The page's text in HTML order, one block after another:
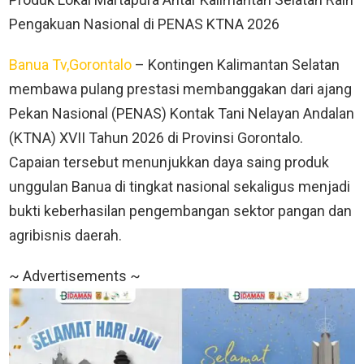
Pengakuan Nasional di PENAS KTNA 2026
Banua Tv,Gorontalo – Kontingen Kalimantan Selatan
membawa pulang prestasi membanggakan dari ajang
Pekan Nasional (PENAS) Kontak Tani Nelayan Andalan
(KTNA) XVII Tahun 2026 di Provinsi Gorontalo.
Capaian tersebut menunjukkan daya saing produk
unggulan Banua di tingkat nasional sekaligus menjadi
bukti keberhasilan pengembangan sektor pangan dan
agribisnis daerah.
~ Advertisements ~